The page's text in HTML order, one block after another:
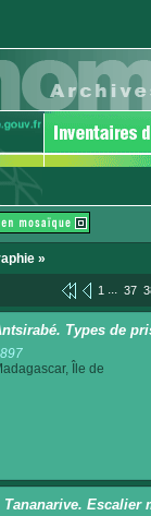
»
1 ... 37
Types de
Île de
Tananarive. Escalier